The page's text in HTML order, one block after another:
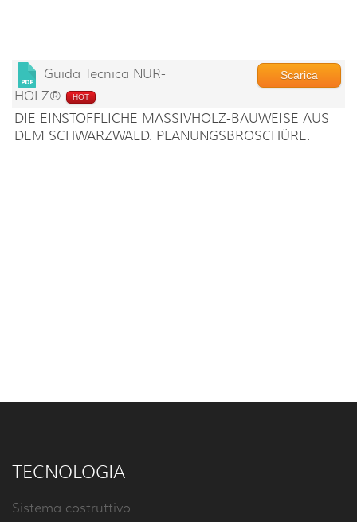
Guida Tecnica NUR-
HOLZ®
HOT
Scarica
DIE EINSTOFFLICHE MASSIVHOLZ-BAUWEISE AUS
DEM SCHWARZWALD. PLANUNGSBROSCHÜRE.
TECNOLOGIA
Sistema costruttivo